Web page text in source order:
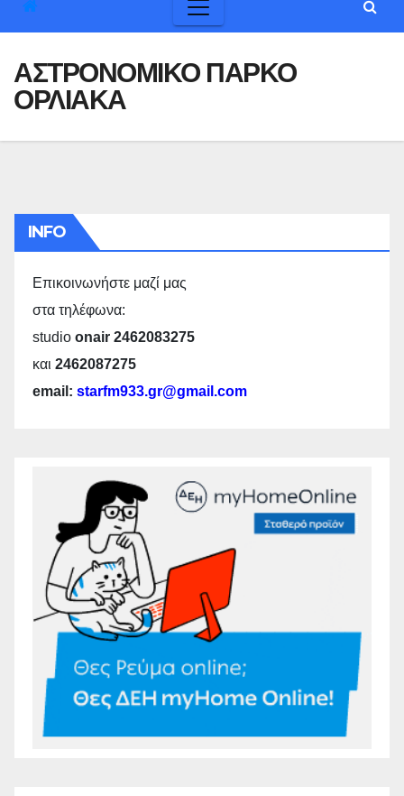
ΑΣΤΡΟΝΟΜΙΚΟ ΠΑΡΚΟ
ΟΡΛΙΑΚΑ
INFO
Επικοινωνήστε μαζί μας
στα τηλέφωνα:
studio onair 2462083275
και 2462087275
email: starfm933.gr@gmail.com